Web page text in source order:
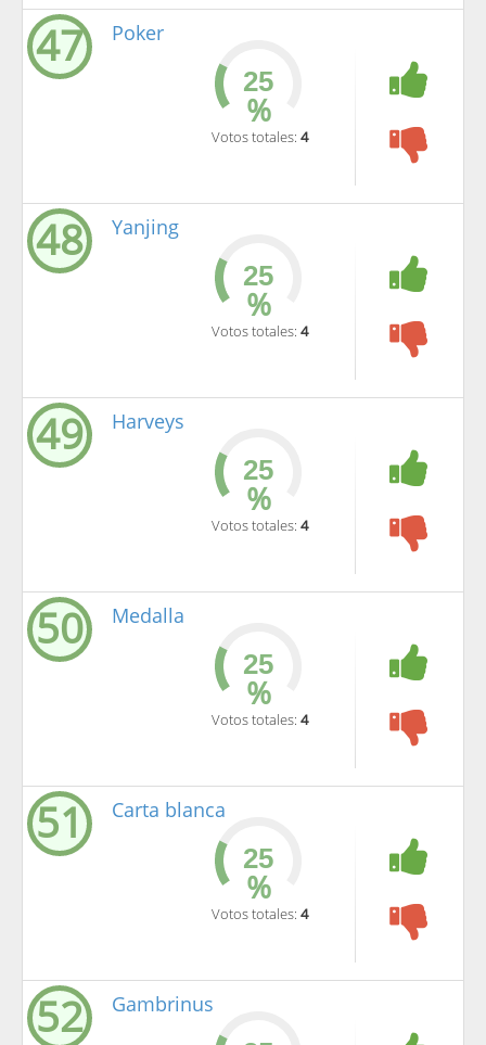
47 Poker
%
Votos totales: 4
48 Yanjing
%
Votos totales: 4
49 Harveys
%
Votos totales: 4
50 Medalla
%
Votos totales: 4
51 Carta blanca
%
Votos totales: 4
52 Gambrinus